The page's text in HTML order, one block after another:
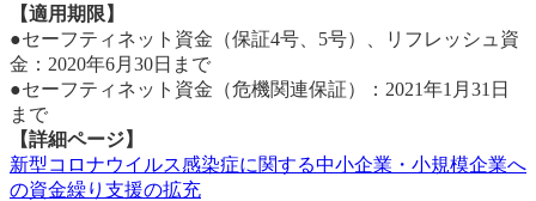
【適用期限】
●セーフティネット資金（保証4号、5号）、リフレッシュ資
金：2020年6月30日まで
●セーフティネット資金（危機関連保証）：2021年1月31日
まで
【詳細ページ】
新型コロナウイルス感染症に関する中小企業・小規模企業へ
の資金繰り支援の拡充